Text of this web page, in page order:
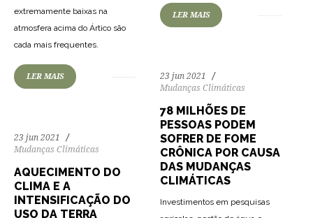
LER MAIS
extremamente baixas na
atmosfera acima do Ártico são
cada mais frequentes.
LER MAIS
23 jun 2021
Mudanças Climáticas
78 MILHÕES DE
PESSOAS PODEM
SOFRER DE FOME
CRÔNICA POR CAUSA
DAS MUDANÇAS
CLIMÁTICAS
Investimentos em pesquisas
23 jun 2021
Mudanças Climáticas
AQUECIMENTO DO
CLIMA E A
INTENSIFICAÇÃO DO
USO DA TERRA